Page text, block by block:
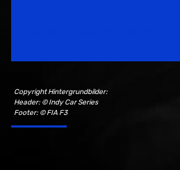
Copyright Hintergrundbilder:
Header: © Indy Car Series
Footer: © FIA F3